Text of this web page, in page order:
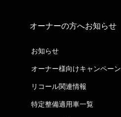
オーナーの方へお知らせ
お知らせ
オーナー様向けキャンペーン
リコール関連情報
特定整備適用車一覧